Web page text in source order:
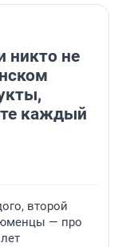
никто не
каждый
второй
— про